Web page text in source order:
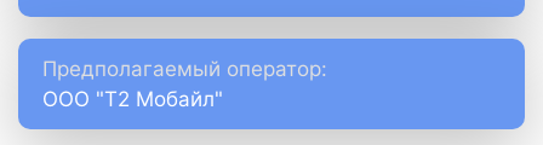
Предполагаемый оператор:
ООО "Т2 Мобайл"